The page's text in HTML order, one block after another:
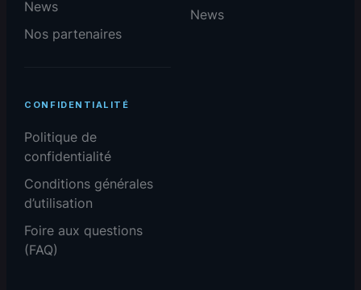
News
Nos partenaires
News
CONFIDENTIALITÉ
Politique de
confidentialité
Conditions générales
d’utilisation
Foire aux questions
(FAQ)